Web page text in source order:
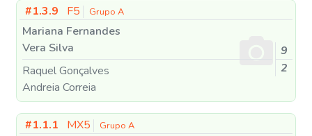
#1.3.9 F5 Grupo A
Mariana Fernandes
Vera Silva
Raquel Gonçalves
Andreia Correia
9
2
#1.1.1 MX5 Grupo A